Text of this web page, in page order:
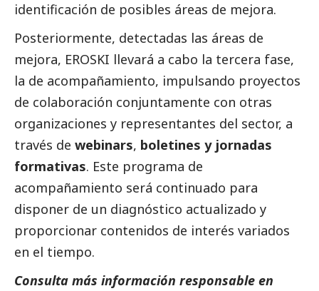
identificación de posibles áreas de mejora.
Posteriormente, detectadas las áreas de
mejora, EROSKI llevará a cabo la tercera fase,
la de acompañamiento, impulsando proyectos
de colaboración conjuntamente con otras
organizaciones y representantes del sector, a
través de webinars, boletines y jornadas
formativas. Este programa de
acompañamiento será continuado para
disponer de un diagnóstico actualizado y
proporcionar contenidos de interés variados
en el tiempo.
Consulta más información responsable en